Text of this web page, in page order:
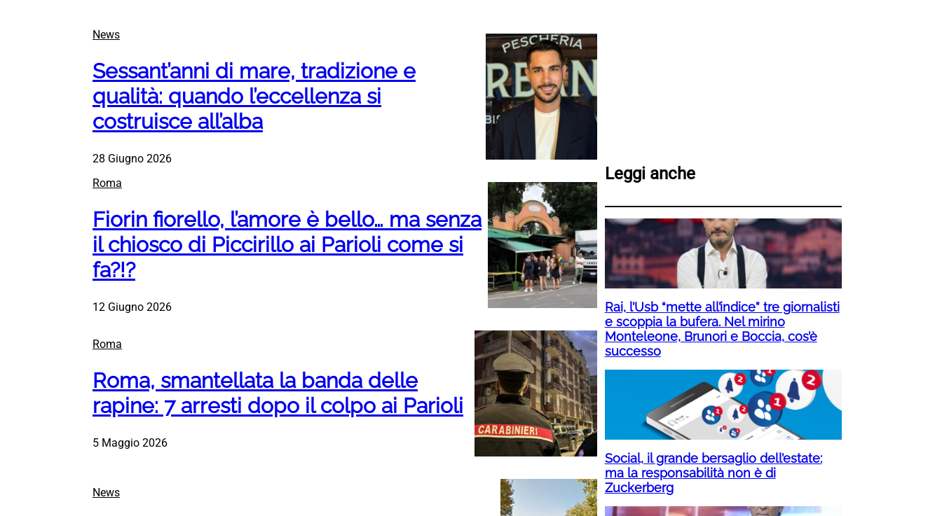
News
Sessant’anni di mare, tradizione e
qualità: quando l’eccellenza si
costruisce all’alba
28 Giugno 2026
Roma
Fiorin fiorello, l’amore è bello… ma senza
il chiosco di Piccirillo ai Parioli come si
fa?!?
12 Giugno 2026
Roma
Roma, smantellata la banda delle
rapine: 7 arresti dopo il colpo ai Parioli
5 Maggio 2026
News
Leggi anche
Rai, l’Usb “mette all’indice” tre giornalisti
e scoppia la bufera. Nel mirino
Monteleone, Brunori e Boccia, cos’è
successo
Social, il grande bersaglio dell’estate:
ma la responsabilità non è di
Zuckerberg